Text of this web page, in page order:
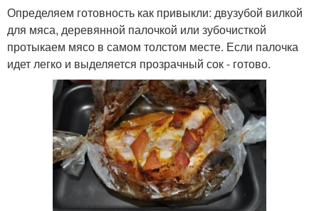
Определяем готовность как привыкли: двузубой вилкой
для мяса, деревянной палочкой или зубочисткой
протыкаем мясо в самом толстом месте. Если палочка
идет легко и выделяется прозрачный сок - готово.